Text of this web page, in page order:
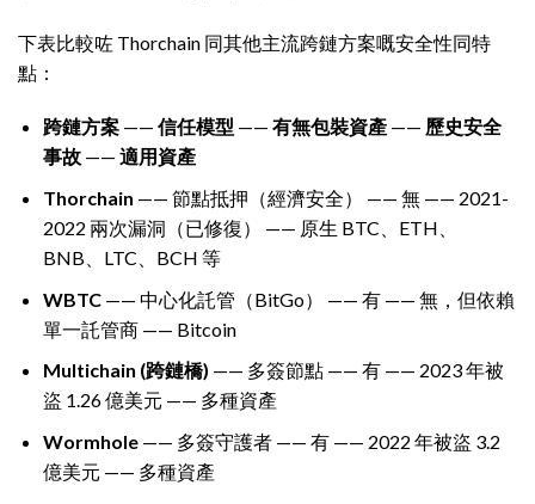
下表比較咗 Thorchain 同其他主流跨鏈方案嘅安全性同特
點：
跨鏈方案—— 信任模型 —— 有無包裝資產—— 歷史安全
事故—— 適用資產
Thorchain —— 節點抵押（經濟安全） —— 無 —— 2021-
2022 兩次漏洞（已修復） —— 原生 BTC、ETH、
BNB、LTC、BCH 等
WBTC—— 中心化託管（BitGo） —— 有 —— 無，但依賴
單一託管商 —— Bitcoin
Multichain (跨鏈橋) —— 多簽節點 —— 有 —— 2023 年被
盜 1.26 億美元 —— 多種資產
Wormhole—— 多簽守護者 —— 有 —— 2022 年被盜 3.2
億美元 —— 多種資產